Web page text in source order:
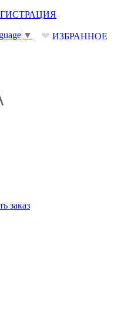
❤ ИЗБРАННОЕ
▼
заказ